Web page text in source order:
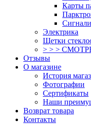
Карты
Электрика
Щетки
> > >
Отзывы
О магазине
История
Фотографии
Сертификаты
Наши
Возврат товара
Контакты